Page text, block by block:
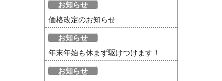
お知らせ
価格改定のお知らせ
お知らせ
年末年始も休まず駆けつけます！
お知らせ